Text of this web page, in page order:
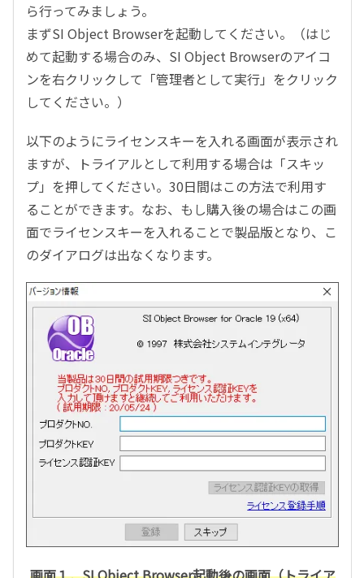
ら行ってみましょう。
まずSI Object Browserを起動してください。（はじ
めて起動する場合のみ、SI Object Browserのアイコ
ンを右クリックして「管理者として実行」をクリック
してください。）
以下のようにライセンスキーを入れる画面が表示され
ますが、トライアルとして利用する場合は「スキッ
プ」を押してください。30日間はこの方法で利用す
ることができます。なお、もし購入後の場合はこの画
面でライセンスキーを入れることで製品版となり、こ
のダイアログは出なくなります。